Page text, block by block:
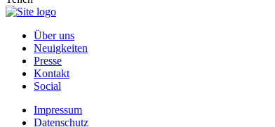
Über uns
Neuigkeiten
Presse
Kontakt
Social
Impressum
Datenschutz